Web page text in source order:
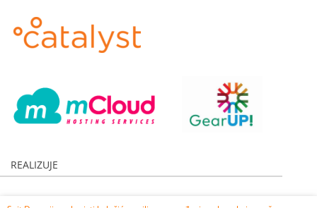
REALIZUJE